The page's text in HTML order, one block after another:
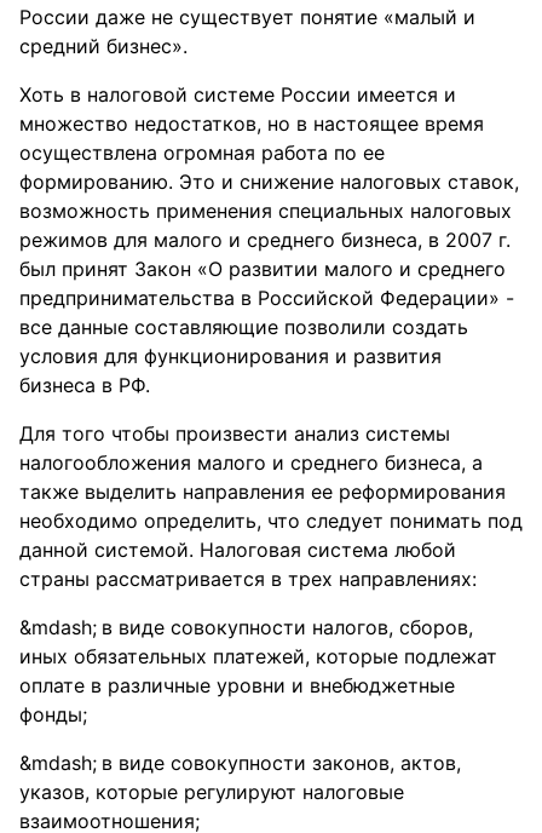
России даже не существует понятие «малый и
средний бизнес».
Хоть в налоговой системе России имеется и
множество недостатков, но в настоящее время
осуществлена огромная работа по ее
формированию. Это и снижение налоговых ставок,
возможность применения специальных налоговых
режимов для малого и среднего бизнеса, в 2007 г.
был принят Закон «О развитии малого и среднего
предпринимательства в Российской Федерации» -
все данные составляющие позволили создать
условия для функционирования и развития
бизнеса в РФ.
Для того чтобы произвести анализ системы
налогообложения малого и среднего бизнеса, а
также выделить направления ее реформирования
необходимо определить, что следует понимать под
данной системой. Налоговая система любой
страны рассматривается в трех направлениях:
в виде совокупности налогов, сборов,
иных обязательных платежей, которые подлежат
оплате в различные уровни и внебюджетные
фонды;
в виде совокупности законов, актов,
указов, которые регулируют налоговые
взаимоотношения;